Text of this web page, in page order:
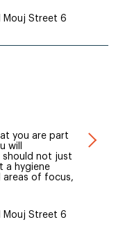
Mouj Street 6
you are part
will
should not just
a hygiene
areas of focus,
Mouj Street 6